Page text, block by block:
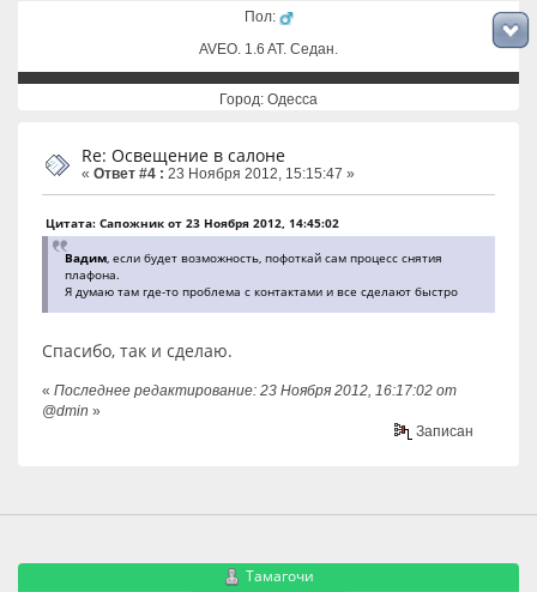
Пол:
AVEO. 1.6 AT. Cедан.
Город: Одесса
Re: Освещение в салоне
« Ответ #4 : 23 Ноября 2012, 15:15:47 »
Цитата: Сапожник от 23 Ноября 2012, 14:45:02
Вадим, если будет возможность, пофоткай сам процесс снятия
плафона.
Я думаю там где-то проблема с контактами и все сделают быстро
Спасибо, так и сделаю.
« Последнее редактирование: 23 Ноября 2012, 16:17:02 от
@dmin »
Записан
Тамагочи